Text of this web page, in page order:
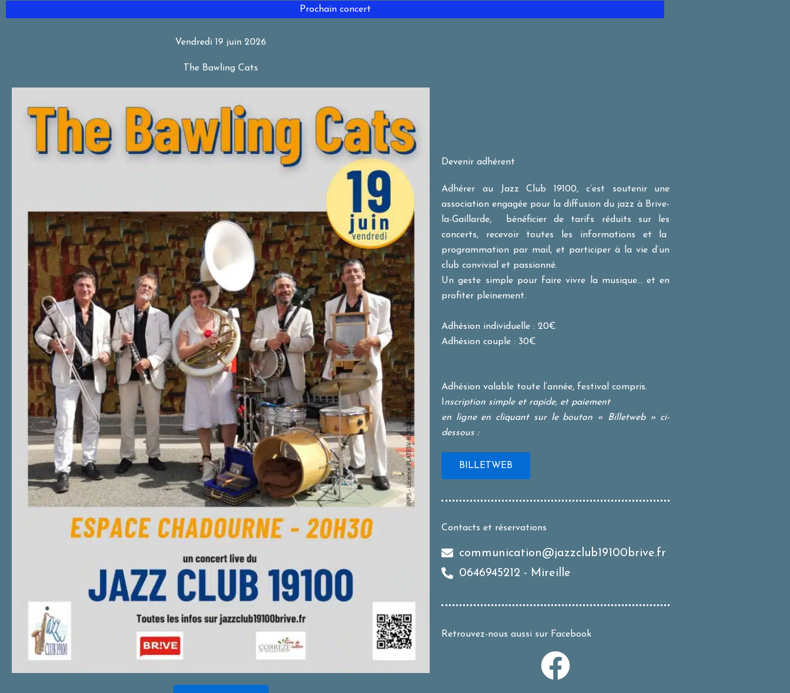
Prochain concert
Vendredi 19 juin 2026
The Bawling Cats
Devenir adhérent
Adhérer au Jazz Club 19100, c’est soutenir une
association engagée pour la diffusion du jazz à Brive-
la-Gaillarde, bénéficier de tarifs réduits sur les
concerts, recevoir toutes les informations et la
programmation par mail, et participer à la vie d’un
club convivial et passionné.
Un geste simple pour faire vivre la musique… et en
profiter pleinement.
Adhésion individuelle : 20€
Adhésion couple : 30€
Adhésion valable toute l’année, festival compris.
nscription simple et rapide, et paiement
en ligne en cliquant sur le bouton « Billetweb » ci-
dessous :
BILLETWEB
Contacts et réservations
communication@jazzclub19100brive.fr
0646945212 - Mireille
Retrouvez-nous aussi sur Facebook